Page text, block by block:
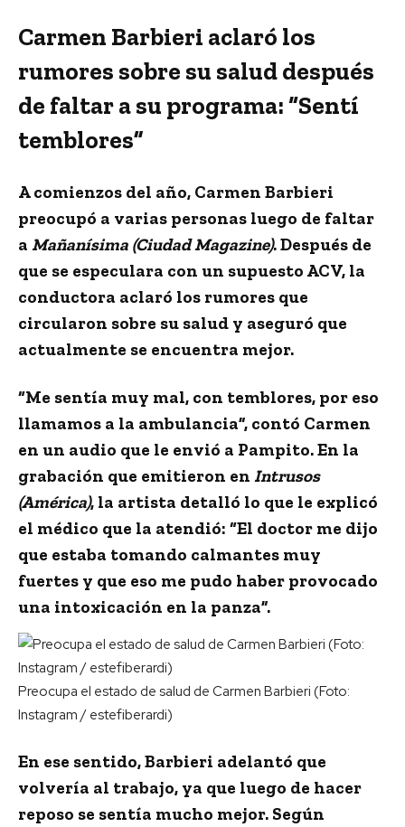
Carmen Barbieri aclaró los
rumores sobre su salud después
de faltar a su programa: “Sentí
temblores”
A comienzos del año, Carmen Barbieri
preocupó a varias personas luego de faltar
a Mañanísima (Ciudad Magazine). Después de
que se especulara con un supuesto ACV, la
conductora aclaró los rumores que
circularon sobre su salud y aseguró que
actualmente se encuentra mejor.
“Me sentía muy mal, con temblores, por eso
llamamos a la ambulancia”, contó Carmen
en un audio que le envió a Pampito. En la
grabación que emitieron en Intrusos
(América), la artista detalló lo que le explicó
el médico que la atendió: “El doctor me dijo
que estaba tomando calmantes muy
fuertes y que eso me pudo haber provocado
una intoxicación en la panza”.
Preocupa el estado de salud de Carmen Barbieri (Foto:
Instagram / estefiberardi)
En ese sentido, Barbieri adelantó que
volvería al trabajo, ya que luego de hacer
reposo se sentía mucho mejor. Según